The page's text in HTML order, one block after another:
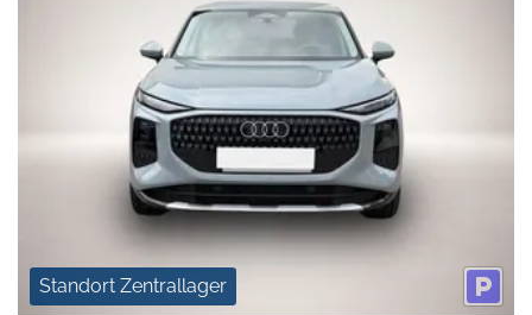
Standort Zentrallager